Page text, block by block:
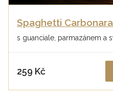
Spaghetti Carbonara
s guanciale, parmazánem a
259 Kč